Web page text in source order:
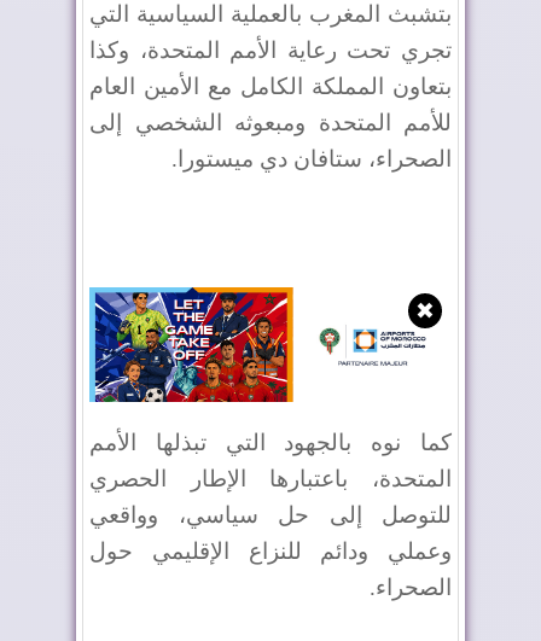
بتشبث المغرب بالعملية السياسية التي
تجري تحت رعاية الأمم المتحدة، وكذا
بتعاون المملكة الكامل مع الأمين العام
للأمم المتحدة ومبعوثه الشخصي إلى
الصحراء، ستافان دي ميستورا .
✖
كما نوه بالجهود التي تبذلها الأمم
المتحدة، باعتبارها الإطار الحصري
للتوصل إلى حل سياسي، وواقعي
وعملي ودائم للنزاع الإقليمي حول
الصحراء.